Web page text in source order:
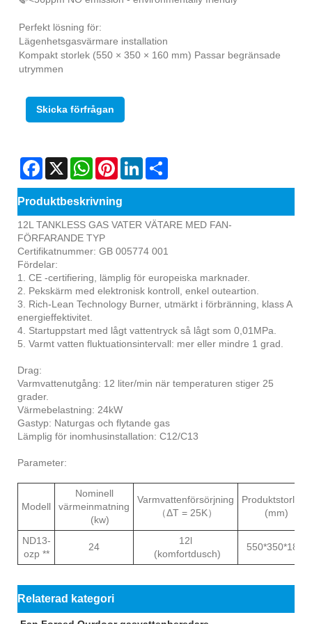
Perfekt lösning för:
Lägenhetsgasvärmare installation
Kompakt storlek (550 × 350 × 160 mm) Passar begränsade
utrymmen
Skicka förfrågan
Facebook
X WhatsAppPinterestLinkedIn
Produktbeskrivning
12L TANKLESS GAS VATER VÄTARE MED FAN-
FÖRFARANDE TYP
Certifikatnummer: GB 005774 001
Fördelar:
1. CE -certifiering, lämplig för europeiska marknader.
2. Pekskärm med elektronisk kontroll, enkel outeartion.
3. Rich-Lean Technology Burner, utmärkt i förbränning, klass A
energieffektivitet.
4. Startuppstart med lågt vattentryck så lågt som 0,01MPa.
5. Varmt vatten fluktuationsintervall: mer eller mindre 1 grad.
Drag:
Varmvattenutgång: 12 liter/min när temperaturen stiger 25
grader.
Värmebelastning: 24kW
Gastyp: Naturgas och flytande gas
Lämplig för inomhusinstallation: C12/C13
Parameter:
Modell
Nominell
värmeinmatning
(kw)
Varmvattenförsörjning
（ΔT = 25K）
Produktstorlek
(mm)
ND13-
ozp **
24
12l
(komfortdusch)
550*350*180
Relaterad kategori